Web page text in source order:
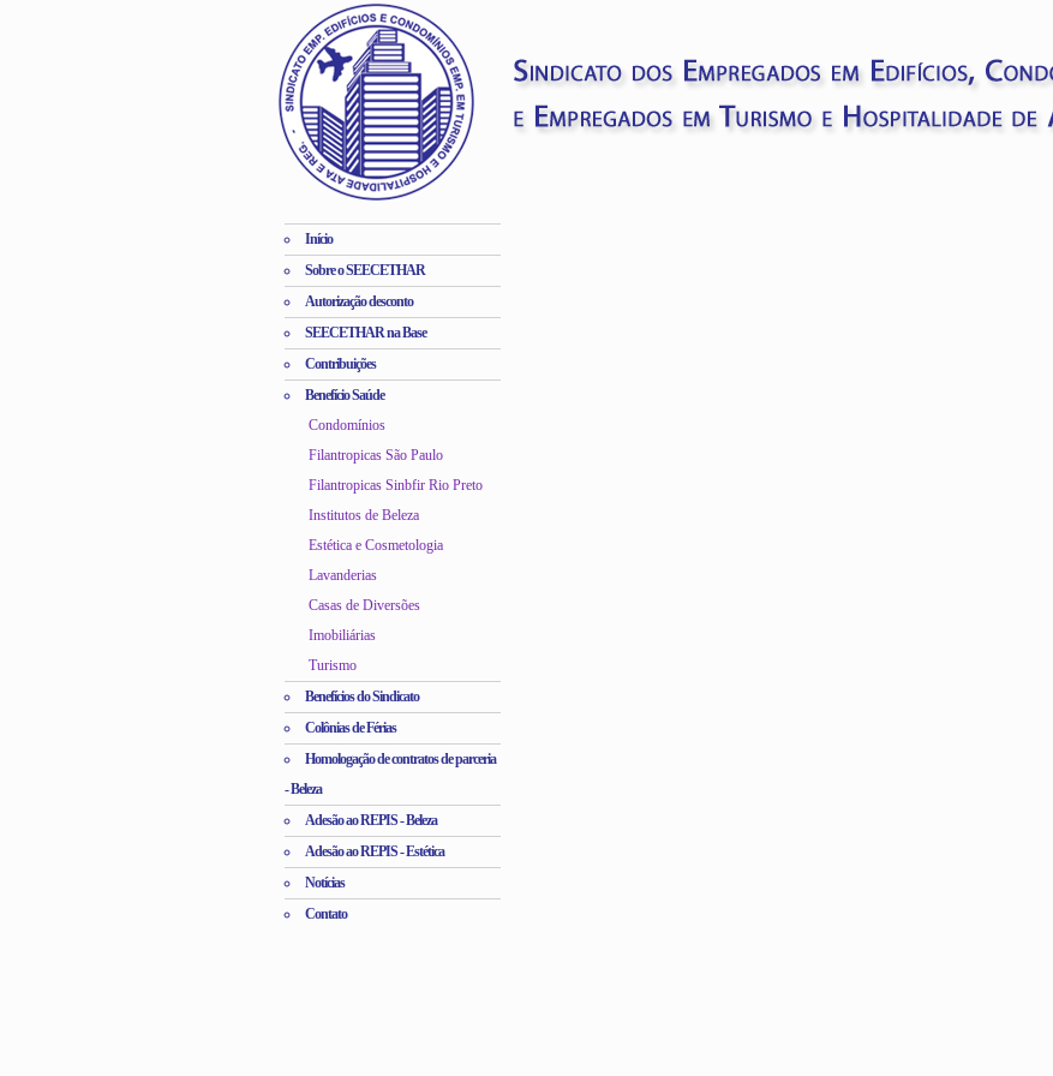
Início
Sobre o SEECETHAR
Autorização desconto
SEECETHAR na Base
Contribuições
Benefício Saúde
Condomínios
Filantropicas São Paulo
Filantropicas Sinbfir Rio Preto
Institutos de Beleza
Estética e Cosmetologia
Lavanderias
Casas de Diversões
Imobiliárias
Turismo
Benefícios do Sindicato
Colônias de Férias
Homologação de contratos de parceria
- Beleza
Adesão ao REPIS - Beleza
Adesão ao REPIS - Estética
Notícias
Contato